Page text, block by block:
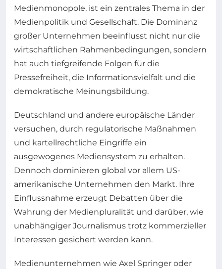
Medienmonopole, ist ein zentrales Thema in der
Medienpolitik und Gesellschaft. Die Dominanz
großer Unternehmen beeinflusst nicht nur die
wirtschaftlichen Rahmenbedingungen, sondern
hat auch tiefgreifende Folgen für die
Pressefreiheit, die Informationsvielfalt und die
demokratische Meinungsbildung.
Deutschland und andere europäische Länder
versuchen, durch regulatorische Maßnahmen
und kartellrechtliche Eingriffe ein
ausgewogenes Mediensystem zu erhalten.
Dennoch dominieren global vor allem US-
amerikanische Unternehmen den Markt. Ihre
Einflussnahme erzeugt Debatten über die
Wahrung der Medienpluralität und darüber, wie
unabhängiger Journalismus trotz kommerzieller
Interessen gesichert werden kann.
Medienunternehmen wie Axel Springer oder